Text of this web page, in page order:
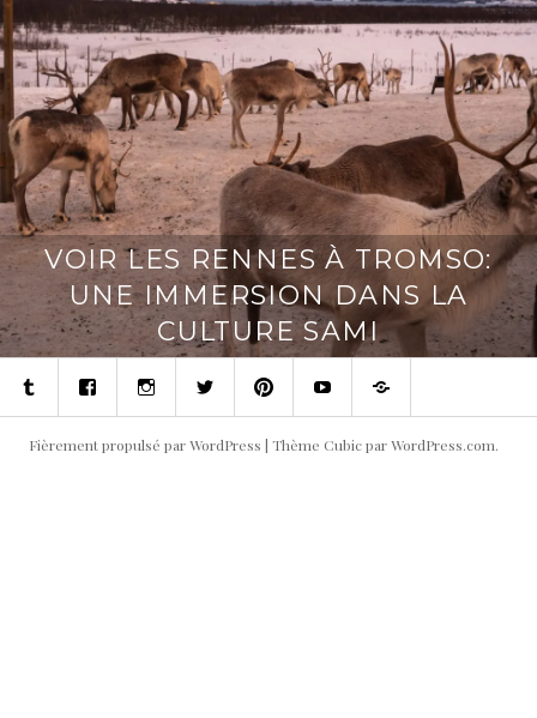
VOIR LES RENNES À TROMSO:
UNE IMMERSION DANS LA
CULTURE SAMI
TumblrFacebookInstagramTwitterPinterestYoutubeContact
Fièrement propulsé par WordPress | Thème Cubic parWordPress.com.